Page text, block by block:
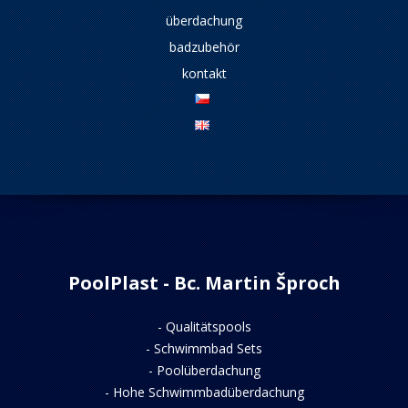
überdachung
badzubehör
kontakt
PoolPlast - Bc. Martin Šproch
-Qualitätspools
-Schwimmbad Sets
-Poolüberdachung
-Hohe Schwimmbadüberdachung